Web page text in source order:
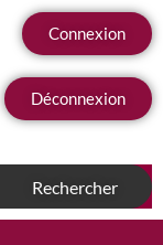
Connexion
Déconnexion